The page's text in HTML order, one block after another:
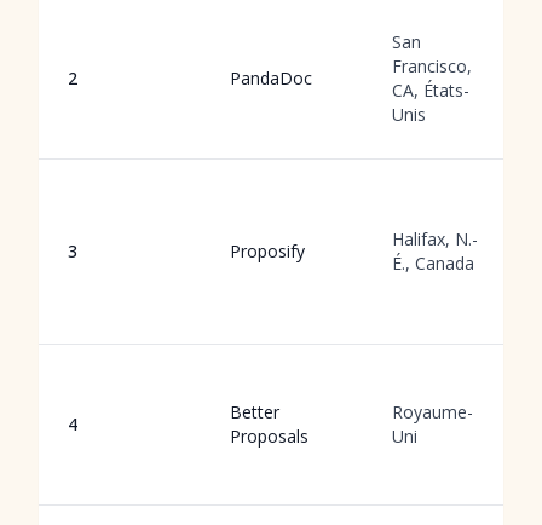
2 PandaDoc
San
Francisco,
CA, États-
Unis
3 Proposify
Halifax, N.-
É., Canada
4
Better
Proposals
Royaume-
Uni